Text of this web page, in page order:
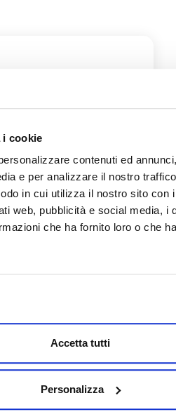
i cookie
contenuti ed
e per analizzare il nostro
in cui utilizza il nostro sito con
web, pubblicità e social media, i
che ha fornito loro o che
Accetta tutti
Personalizza
2026: LE
SPORTELLI
PARLARE
che da lunedì 10 a
sportello del Servizio
aperto secondo gli…
DA
LA NUOVA